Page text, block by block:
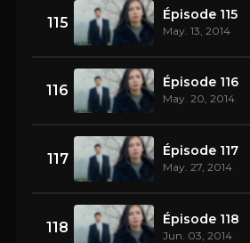
115 Épisode 115
May. 13, 2014
116 Épisode 116
May. 20, 2014
117 Épisode 117
May. 27, 2014
118 Épisode 118
Jun. 03, 2014